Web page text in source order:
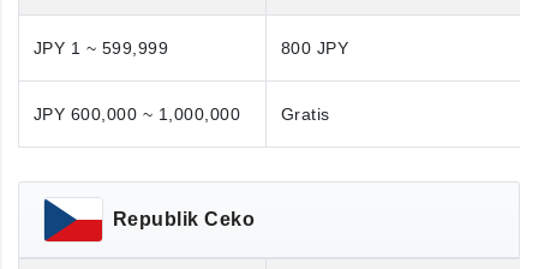
JPY 1 ~ 599,999 800 JPY
JPY 600,000 ~ 1,000,000 Gratis
Republik Ceko